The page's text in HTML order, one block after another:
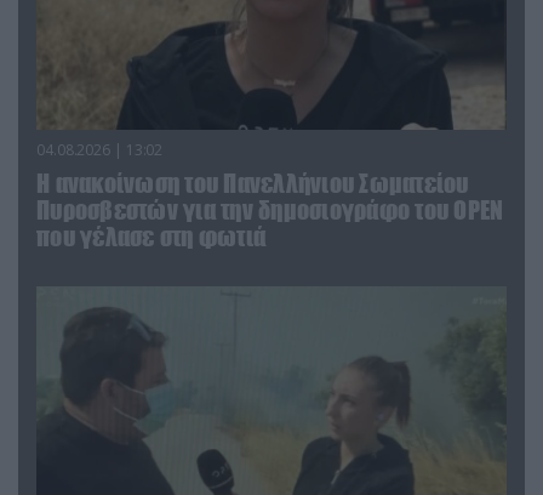
04.08.2026 | 13:02
Η ανακοίνωση του Πανελλήνιου Σωματείου
Πυροσβεστών για την δημοσιογράφο του OPEN
που γέλασε στη φωτιά